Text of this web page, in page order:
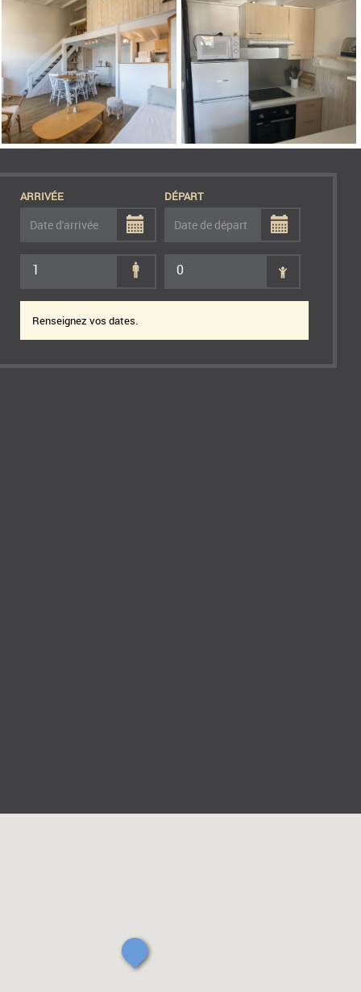
ARRIVÉE DÉPART
1 0
Renseignez vos dates.